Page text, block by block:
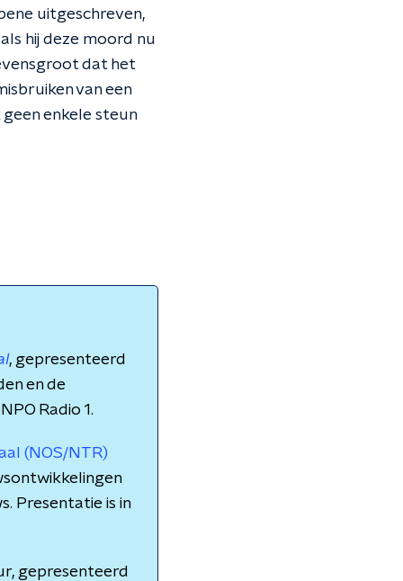
uitgeschreven,
hij deze moord nu
dat het
van een
enkele steun
, gepresenteerd
en de
Radio 1.
(NOS/NTR)
Presentatie is in
gepresenteerd